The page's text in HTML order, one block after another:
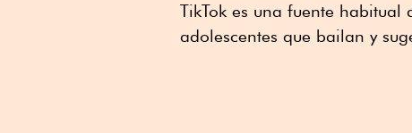
TikTok es una fuente
adolescentes que bailan y